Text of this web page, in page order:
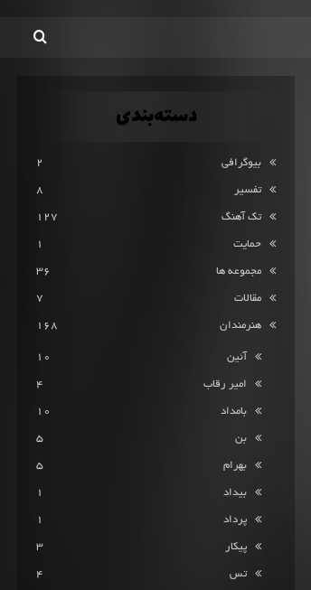
دسته‌بندی
بیوگرافی 2
تفسیر 8
تک آهنگ 127
حمایت 1
مجموعه ها 36
مقالات 7
هنرمندان 168
آئین 10
امیر رقاب 4
بامداد 10
بن 5
بهرام 5
بیداد 1
پرداد 1
پیکار 3
تس 4